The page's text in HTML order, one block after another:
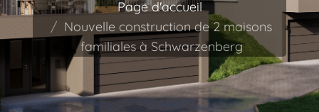
Page d'accueil
Nouvelle construction de 2 maisons
familiales à Schwarzenberg